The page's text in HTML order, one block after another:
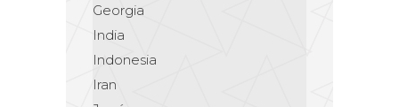
Georgia
India
Indonesia
Iran